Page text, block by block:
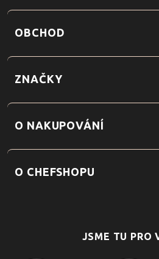
OBCHOD
ZNAČKY
O NAKUPOVÁNÍ
O CHEFSHOPU
JSME TU PRO